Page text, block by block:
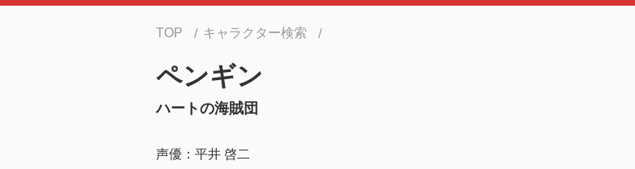
TOP キャラクター検索
ペンギン
ハートの海賊団
声優：平井 啓二